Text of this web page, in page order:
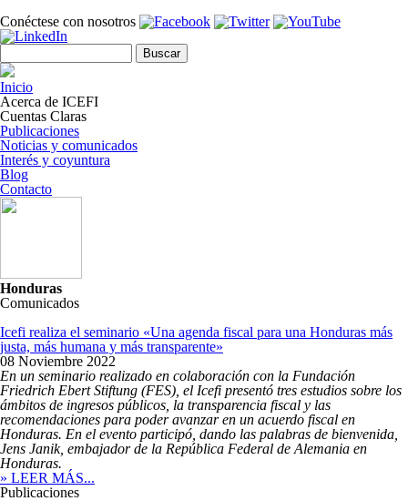
Conéctese con nosotros
Formulario de búsqueda
Inicio
Acerca de ICEFI
Cuentas Claras
Publicaciones
Noticias y comunicados
Interés y coyuntura
Blog
Contacto
Honduras
Comunicados
Icefi realiza el seminario «Una agenda fiscal para una Honduras más
justa, más humana y más transparente»
08 Noviembre 2022
En un seminario realizado en colaboración con la Fundación
Friedrich Ebert Stiftung (FES), el Icefi presentó tres estudios sobre los
ámbitos de ingresos públicos, la transparencia fiscal y las
recomendaciones para poder avanzar en un acuerdo fiscal en
Honduras. En el evento participó, dando las palabras de bienvenida,
Jens Janik, embajador de la República Federal de Alemania en
Honduras.
» LEER MÁS...
Publicaciones